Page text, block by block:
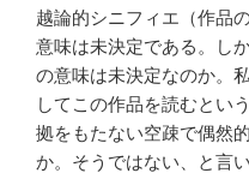
越論的シニフィエ（作品
意味は未決定である。し
の意味は未決定なのか。
してこの作品を読むとい
拠をもたない空疎で偶然
か。そうではない、と言